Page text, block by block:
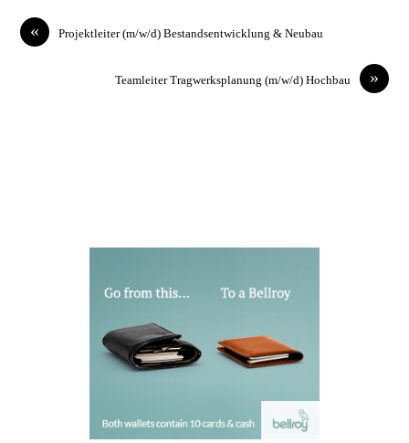
« Projektleiter (m/w/d) Bestandsentwicklung & Neubau
»
Teamleiter Tragwerksplanung (m/w/d) Hochbau